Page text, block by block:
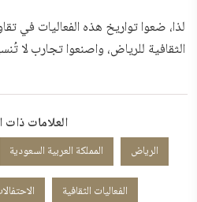
لذا، ضعوا تواريخ هذه الفعاليات في
الثقافية للرياض، واصنعوا تجارب لا
العلامات ذات
الرياض المملكة العربية السعودية
الفعاليات الثقافية